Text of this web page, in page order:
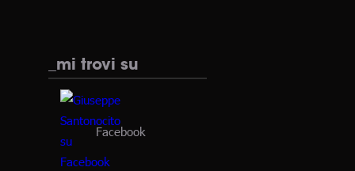
_mi trovi su
Facebook